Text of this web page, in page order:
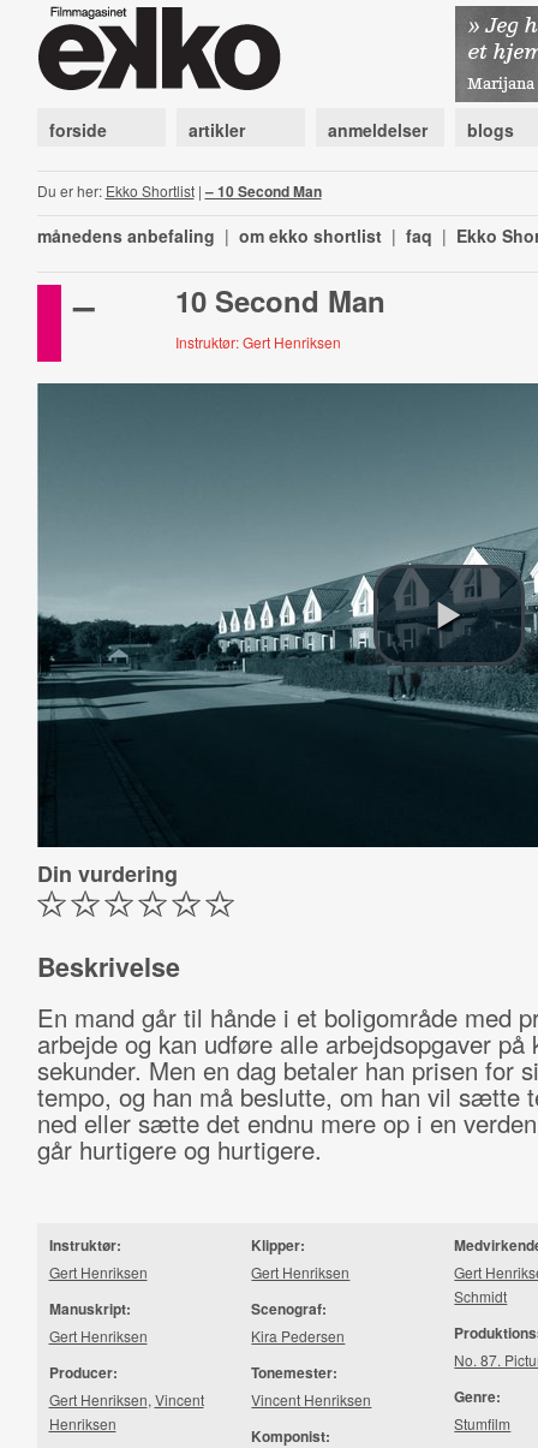
forside artikler anmeldelser blogs
Du er her: Ekko Shortlist| – 10 Second Man
månedens anbefaling | om ekko shortlist | faq | Ekko
– 10 Second Man
Instruktør: Gert Henriksen
Din vurdering
Beskrivelse
En mand går til hånde i et boligområde med
arbejde og kan udføre alle arbejdsopgaver på
sekunder. Men en dag betaler han prisen for
tempo, og han må beslutte, om han vil sætte
ned eller sætte det endnu mere op i en
går hurtigere og hurtigere.
Instruktør:
Gert Henriksen
Manuskript:
Gert Henriksen
Producer:
Gert Henriksen, Vincent
Henriksen
Klipper:
Gert Henriksen
Scenograf:
Kira Pedersen
Tonemester:
Vincent Henriksen
Komponist:
Gert
Schmidt
No. 87.
Genre:
Stumfilm